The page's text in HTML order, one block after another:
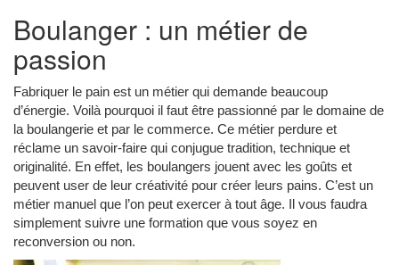
Boulanger : un métier de
passion
Fabriquer le pain est un métier qui demande beaucoup
d’énergie. Voilà pourquoi il faut être passionné par le domaine de
la boulangerie et par le commerce. Ce métier perdure et
réclame un savoir-faire qui conjugue tradition, technique et
originalité. En effet, les boulangers jouent avec les goûts et
peuvent user de leur créativité pour créer leurs pains. C’est un
métier manuel que l’on peut exercer à tout âge. Il vous faudra
simplement suivre une formation que vous soyez en
reconversion ou non.